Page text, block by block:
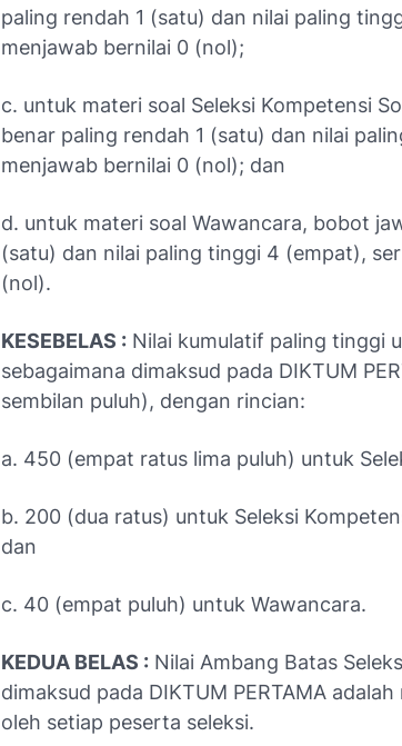
paling rendah 1 (satu) dan nilai paling
menjawab bernilai 0 (nol);
c. untuk materi soal Seleksi Kompetensi
benar paling rendah 1 (satu) dan nilai
menjawab bernilai 0 (nol); dan
d. untuk materi soal Wawancara, bobot
(satu) dan nilai paling tinggi 4 (empat),
(nol).
KESEBELAS : Nilai kumulatif paling tinggi
sebagaimana dimaksud pada DIKTUM
sembilan puluh), dengan rincian:
a. 450 (empat ratus lima puluh) untuk
b. 200 (dua ratus) untuk Seleksi
dan
c. 40 (empat puluh) untuk Wawancara.
KEDUA BELAS : Nilai Ambang Batas
dimaksud pada DIKTUM PERTAMA
oleh setiap peserta seleksi.